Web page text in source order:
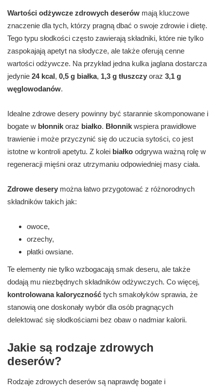
Wartości odżywcze zdrowych deserów mają kluczowe
znaczenie dla tych, którzy pragną dbać o swoje zdrowie i dietę.
Tego typu słodkości często zawierają składniki, które nie tylko
zaspokajają apetyt na słodycze, ale także oferują cenne
wartości odżywcze. Na przykład jedna kulka jaglana dostarcza
jedynie 24 kcal, 0,5 g białka, 1,3 g tłuszczy oraz 3,1 g
węglowodanów.
Idealne zdrowe desery powinny być starannie skomponowane i
bogate w błonnik oraz białko. Błonnik wspiera prawidłowe
trawienie i może przyczynić się do uczucia sytości, co jest
istotne w kontroli apetytu. Z kolei białko odgrywa ważną rolę w
regeneracji mięśni oraz utrzymaniu odpowiedniej masy ciała.
Zdrowe desery można łatwo przygotować z różnorodnych
składników takich jak:
owoce,
orzechy,
płatki owsiane.
Te elementy nie tylko wzbogacają smak deseru, ale także
dodają mu niezbędnych składników odżywczych. Co więcej,
kontrolowana kaloryczność tych smakołyków sprawia, że
stanowią one doskonały wybór dla osób pragnących
delektować się słodkościami bez obaw o nadmiar kalorii.
Jakie są rodzaje zdrowych
deserów?
Rodzaje zdrowych deserów są naprawdę bogate i